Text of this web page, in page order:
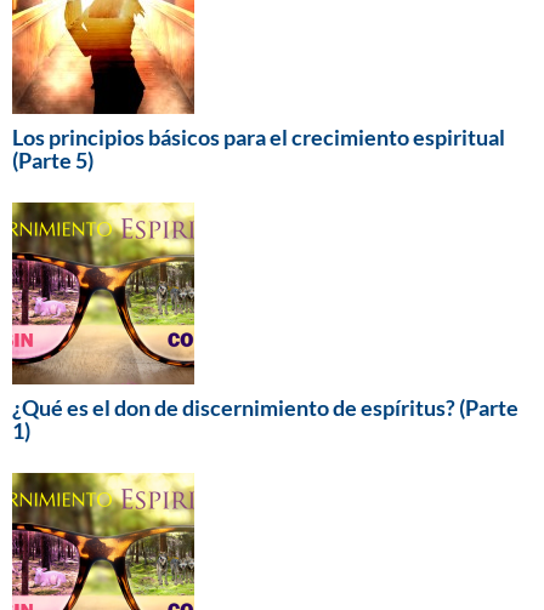
Los principios básicos para el crecimiento espiritual
(Parte 5)
¿Qué es el don de discernimiento de espíritus? (Parte
1)